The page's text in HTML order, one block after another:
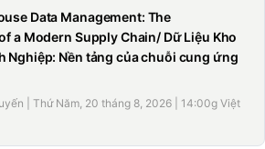
Data Management: The
a Modern Supply Chain/ Dữ Liệu Kho
Nghiệp: Nền tảng của chuỗi cung ứng
| Thứ Năm, 20 tháng 8, 2026 | 14:00g Việt